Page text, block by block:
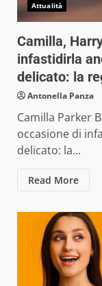
Attualità
Camilla,
infastidirla
delicato: la
Antonella Panza
Camilla Parker
occasione di
delicato: la...
Read More